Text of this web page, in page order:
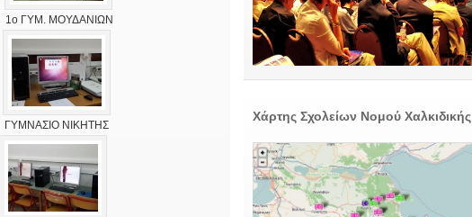
1ο ΓΥΜ. ΜΟΥΔΑΝΙΩΝ
ΓΥΜΝΑΣΙΟ ΝΙΚΗΤΗΣ
Χάρτης Σχολείων Νομού Χαλκιδικής